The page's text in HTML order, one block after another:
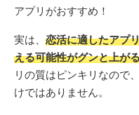
アプリがおすすめ！
実は、 恋活に適したアプ
える可能性がグンと上が
リの質はピンキリなので
けではありません。